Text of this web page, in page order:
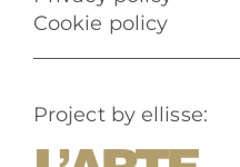
Cookie policy
Project by ellisse: